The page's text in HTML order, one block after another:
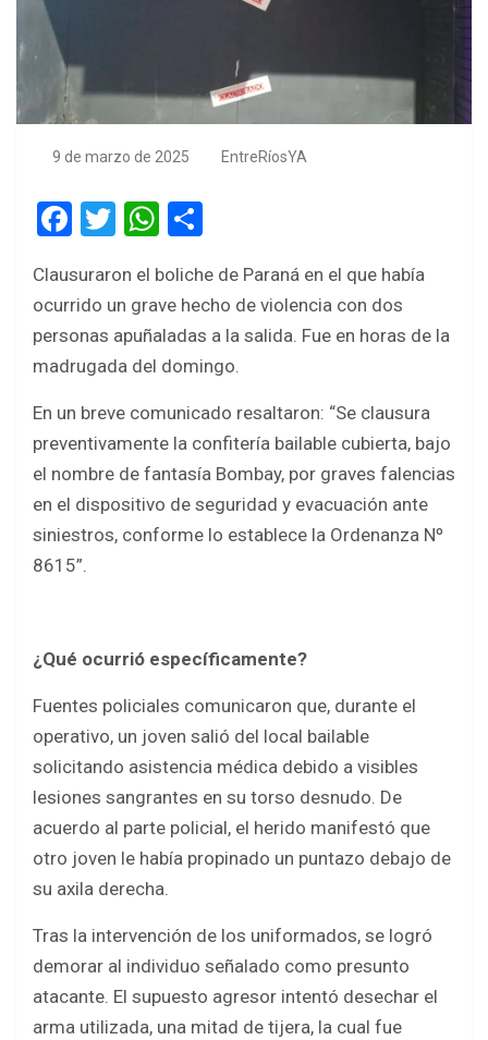
9 de marzo de 2025 EntreRíosYA
F
ce
b
o
k
T
tt
er
W
at
s
A
p
ar
e
Clausuraron el boliche de Paraná en el que había
ocurrido un grave hecho de violencia con dos
personas apuñaladas a la salida. Fue en horas de la
madrugada del domingo.
En un breve comunicado resaltaron: “Se clausura
preventivamente la confitería bailable cubierta, bajo
el nombre de fantasía Bombay, por graves falencias
en el dispositivo de seguridad y evacuación ante
siniestros, conforme lo establece la Ordenanza Nº
8615”.
¿Qué ocurrió específicamente?
Fuentes policiales comunicaron que, durante el
operativo, un joven salió del local bailable
solicitando asistencia médica debido a visibles
lesiones sangrantes en su torso desnudo. De
acuerdo al parte policial, el herido manifestó que
otro joven le había propinado un puntazo debajo de
su axila derecha.
Tras la intervención de los uniformados, se logró
demorar al individuo señalado como presunto
atacante. El supuesto agresor intentó desechar el
arma utilizada, una mitad de tijera, la cual fue